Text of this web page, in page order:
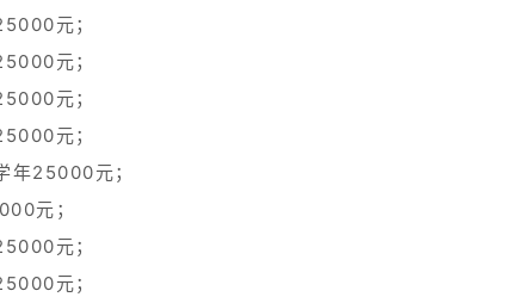
元；
元；
元；
元；
年25000元；
元；
元；
元；